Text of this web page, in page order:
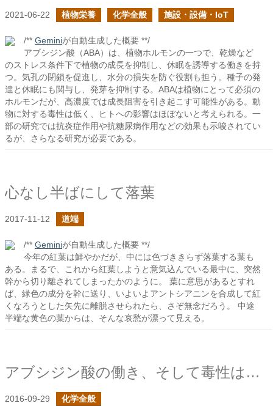
2021-06-22 植物栄養 化学全般 施設・設備・IoT
/** Geminiが自動生成した概要 **/
アブシジン酸（ABA）は、植物ホルモンの一つで、乾燥など
のストレス条件下で植物の成長を抑制し、休眠を誘導する働きを持
つ。気孔の閉鎖を促進し、水分の損失を防ぐ役割も担う。種子の発
達と休眠にも関与し、発芽を抑制する。ABAは植物にとって必須の
ホルモンだが、高濃度では成長阻害を引き起こす可能性がある。動
物に対する毒性は低く、ヒトへの影響はほぼないと考えられる。一
部の研究では抗炎症作用や抗糖尿病作用などの効果も示唆されてい
るが、さらなる研究が必要である。
心なし半ばにして落葉
2017-11-12 道端
/** Geminiが自動生成した概要 **/
今年の紅葉は鮮やかだが、中には色づききらず落葉する葉も
ある。まるで、これから紅葉しようと意気込んでいる最中に、突然
幹から切り離されてしまったかのように。 葉に意思があるとすれ
ば、緑色の成分を幹に送り、いよいよアントシアニンを合成して紅
くなろうとした矢先に離脱させられたら、さぞ無念だろう。 中途
半端な黄色の葉からは、そんな哀愁が漂って見える。
アブシジン酸の働き、そして毒性はあるのか？
2016-09-29 化学全般